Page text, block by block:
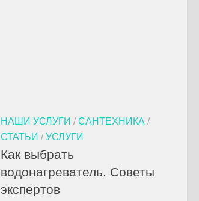
НАШИ УСЛУГИ / САНТЕХНИКА /
СТАТЬИ / УСЛУГИ
Как выбрать
водонагреватель. Советы
экспертов